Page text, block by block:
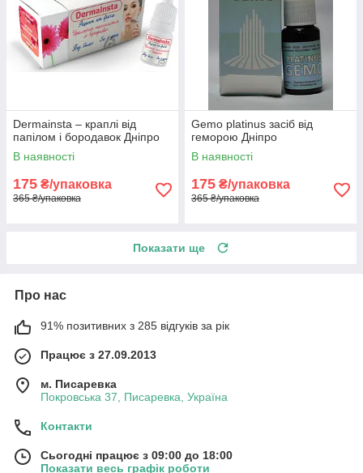
Dermainsta – краплі від
папілом і бородавок Дніпро
В наявності
175 ₴/упаковка
365 ₴/упаковка
Gemo platinus засіб від
геморою Дніпро
В наявності
175 ₴/упаковка
365 ₴/упаковка
Показати ще
Про нас
91% позитивних з 285 відгуків за рік
Працює з 27.09.2013
м. Писаревка
Покровська 37, Писаревка, Україна
Контакти
Сьогодні працює з 09:00 до 18:00
Показати весь графік роботи